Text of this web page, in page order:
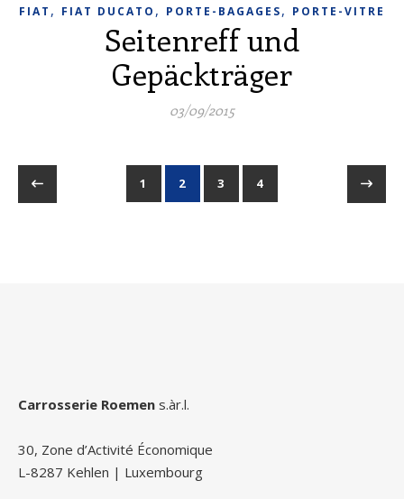
FIAT , FIAT DUCATO , PORTE-BAGAGES, PORTE-VITRE
Seitenreff und
Gepäckträger
03/09/2015
1 2 3 4
Carrosserie Roemen s.àr.l.
30, Zone d’Activité Économique
L-8287 Kehlen | Luxembourg